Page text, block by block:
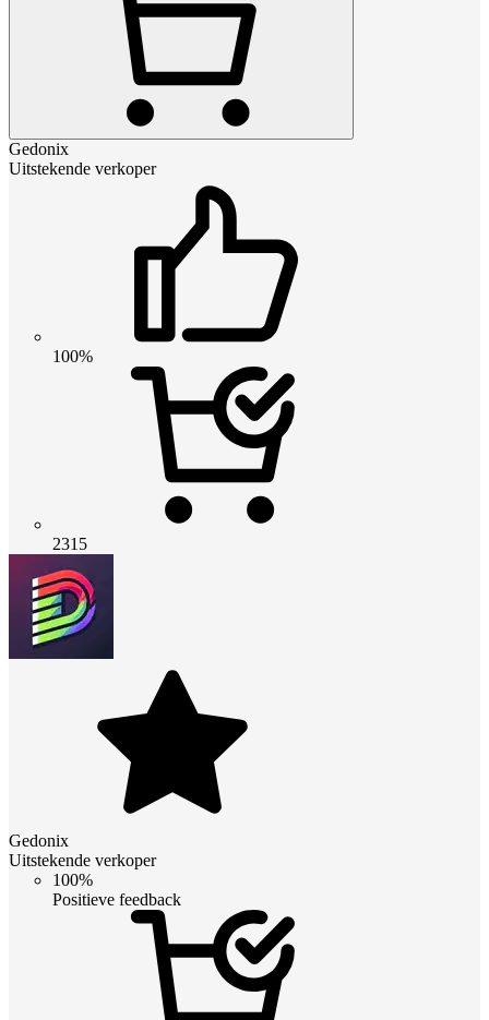
Gedonix
Uitstekende verkoper
100%
2315
Gedonix
Uitstekende verkoper
100%
Positieve feedback